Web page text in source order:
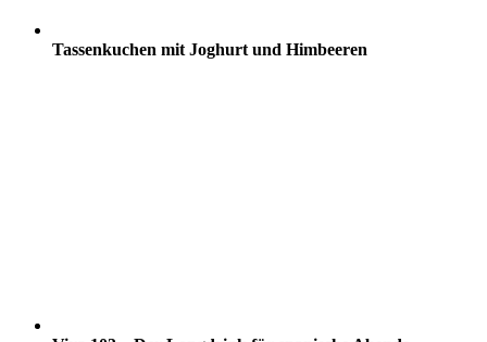
Tassenkuchen mit Joghurt und Himbeeren